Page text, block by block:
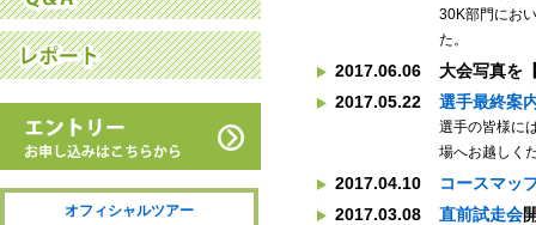
オフィシャルツアー
30K部門にお
た。
2017.06.06
大会写真を
2017.05.22
選手最終案
選手の皆様に
場へお越しく
2017.04.10
コースマッ
2017.03.08
直前試走会